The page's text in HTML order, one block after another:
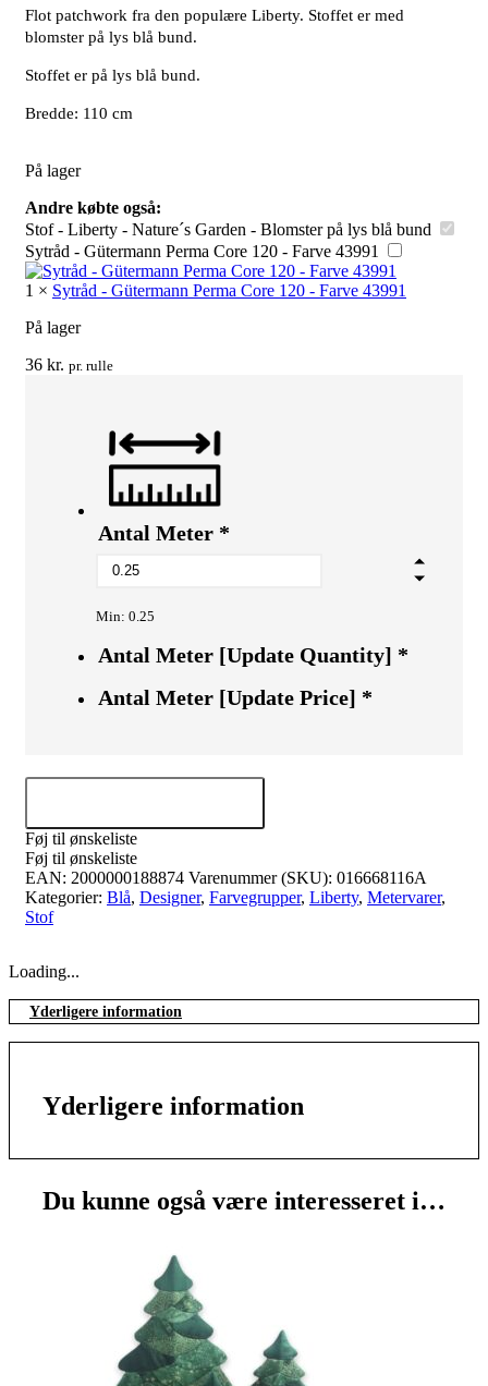
Flot patchwork fra den populære Liberty. Stoffet er med
blomster på lys blå bund.
Stoffet er på lys blå bund.
Bredde: 110 cm
På lager
Andre købte også:
Stof - Liberty - Nature´s Garden - Blomster på lys blå bund
Sytråd - Gütermann Perma Core 120 - Farve 43991
1 × Sytråd - Gütermann Perma Core 120 - Farve 43991
På lager
36 kr. pr. rulle
Antal Meter *
Min: 0.25
Antal Meter [Update Quantity] *
Antal Meter [Update Price] *
Føj til ønskeliste
Føj til ønskeliste
EAN: 2000000188874 Varenummer (SKU): 016668116A
Kategorier: Blå, Designer, Farvegrupper, Liberty, Metervarer,
Stof
Loading...
Yderligere information
Yderligere information
Du kunne også være interesseret i…